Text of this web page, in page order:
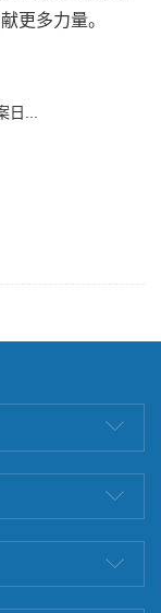
更多力量。
...